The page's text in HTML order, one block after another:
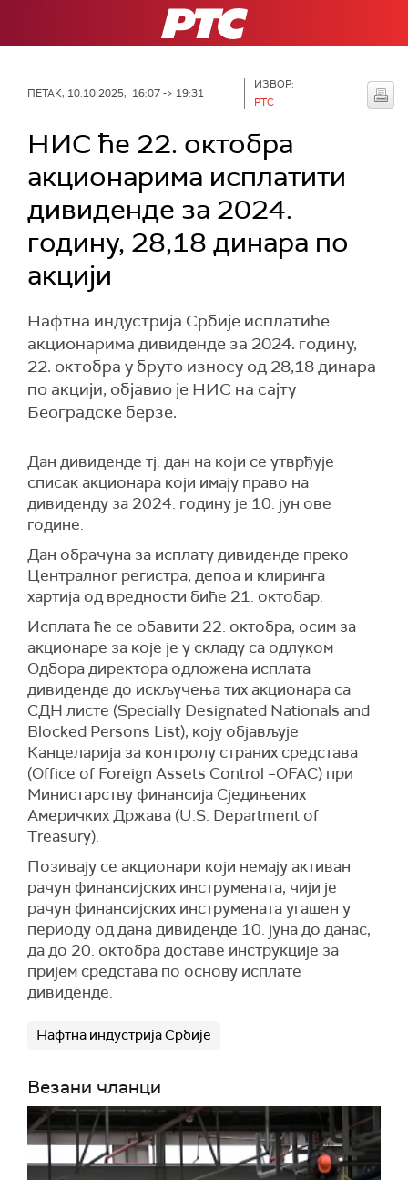
РТС
ПЕТАК, 10.10.2025, 16:07 -> 19:31
ИЗВОР:
РТС
НИС ће 22. октобра
акционарима исплатити
дивиденде за 2024.
годину, 28,18 динара по
акцији
Нафтна индустрија Србије исплатиће
акционарима дивиденде за 2024. годину,
22. октобра у бруто износу од 28,18 динара
по акцији, објавио је НИС на сајту
Београдске берзе.
Дан дивиденде тј. дан на који се утврђује
списак акционара који имају право на
дивиденду за 2024. годину је 10. јун ове
године.
Дан обрачуна за исплату дивиденде преко
Централног регистра, депоа и клиринга
хартија од вредности биће 21. октобар.
Исплата ће се обавити 22. октобра, осим за
акционаре за које је у складу са одлуком
Одбора директора одложена исплата
дивиденде до искључења тих акционара са
СДН листе (Specially Designated Nationals and
Blocked Persons List), коју објављује
Канцеларија за контролу страних средстава
(Office of Foreign Assets Control –OFAC) при
Министарству финансија Сједињених
Америчких Држава (U.S. Department of
Treasury).
Позивају се акционари који немају активан
рачун финансијских инструмената, чији је
рачун финансијских инструмената угашен у
периоду од дана дивиденде 10. јуна до данас,
да до 20. октобра доставе инструкције за
пријем средстава по основу исплате
дивиденде.
Нафтна индустрија Србије
Везани чланци